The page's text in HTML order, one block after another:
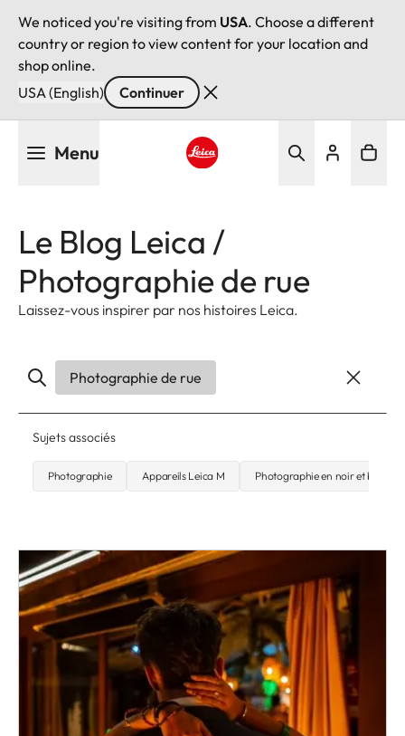
We noticed you're visiting from USA. Choose a different
country or region to view content for your location and
shop online.
USA (English)
Continuer
Menu
Le Blog Leica /
Photographie de rue
Laissez-vous inspirer par nos histoires Leica.
Photographie de rue
Sujets associés
Photographie Appareils Leica M Photographie en noir et blanc